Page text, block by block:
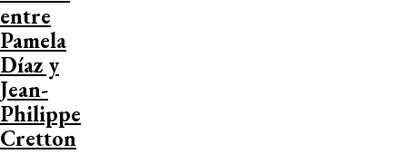
entre
Pamela
Díaz y
Jean-
Philippe
Cretton